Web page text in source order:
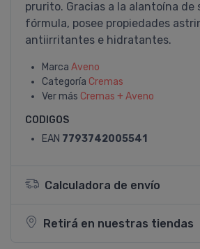
prurito. Gracias a la alantoína de
fórmula, posee propiedades
antiirritantes e hidratantes.
Marca Aveno
Categoría Cremas
Ver más Cremas + Aveno
CODIGOS
EAN 7793742005541
Calculadora de envío
Retirá en nuestras tiendas